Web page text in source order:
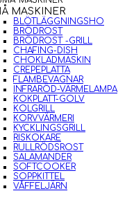
MASKINER
BLÖTLÄGGNINGSHO
BRÖDROST
BRÖDROST -GRILL
CHAFING-DISH
CHOKLADMASKIN
CREPEPLATTA
FLAMBEVAGNAR
INFRARÖD-VÄRMELAMPA
KOKPLATT-GOLV
KOLGRILL
KORVVÄRMERI
KYCKLINGSGRILL
RISKOKARE
RULLRÖDSROST
SALAMANDER
SOFTCOOKER
SOPPKITTEL
VÅFFELJÄRN